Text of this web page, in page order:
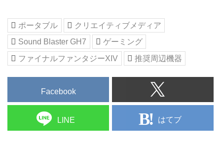
オーディオ エンハンスメンやバ
ーチャル ヘッドホン サラウン
ド、Super X-Fi ヘッドホン オー
ディオ ホログラフィによって臨
ポータブル
クリエイティブメディア
Sound Blaster GH7
ゲーミング
ファイナルファンタジーXIV
推奨周辺機器
Facebook
LINE はてブ